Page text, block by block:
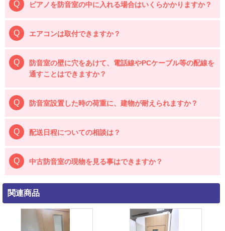
ピアノを防音室の中に入れる場合はいくらかかりますか？
エアコンは取付できますか？
防音室の壁に穴をあけて、電話線やPCケーブル等の配線を
通すことはできますか？
防音室設置した時の荷重に、建物が耐えられますか？
配送日程についての相談は？
中古防音室の現物を見る事はできますか？
関連商品